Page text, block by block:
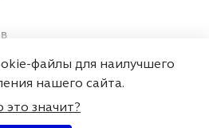
220114
файлы для наилучшего
нашего сайта.
это значит?